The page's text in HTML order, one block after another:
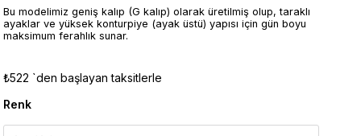
Bu modelimiz geniş kalıp (G kalıp) olarak üretilmiş olup, taraklı
ayaklar ve yüksek konturpiye (ayak üstü) yapısı için gün boyu
maksimum ferahlık sunar.
₺522 `den başlayan taksitlerle
Renk